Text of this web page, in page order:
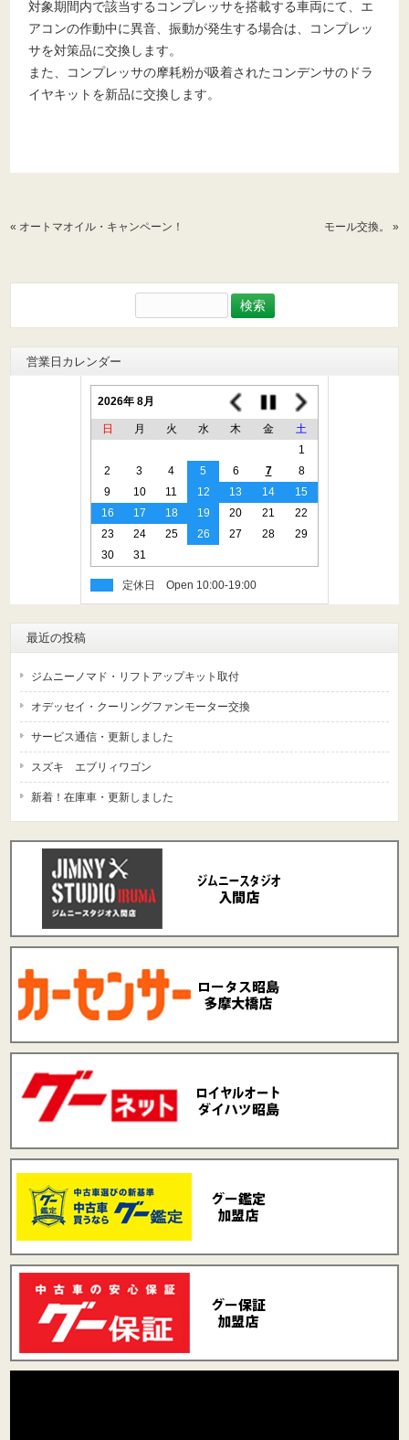
対象期間内で該当するコンプレッサを搭載する車両にて、エ
アコンの作動中に異音、振動が発生する場合は、コンプレッ
サを対策品に交換します。
また、コンプレッサの摩耗粉が吸着されたコンデンサのドラ
イヤキットを新品に交換します。
« オートマオイル・キャンペーン！ モール交換。 »
索:
営業日カレンダー
2026年 8月
日 月 火 水 木 金
土
1
2
3 4 5 6 7
8
9
10 11 12 13 14
15
16
17 18 19 20 21
22
23
24 25 26 27 28
29
30
31
定休日
最近の投稿
ジムニーノマド・リフトアップキット取付
オデッセイ・クーリングファンモーター交換
サービス通信・更新しました
スズキ エブリィワゴン
新着！在庫車・更新しました